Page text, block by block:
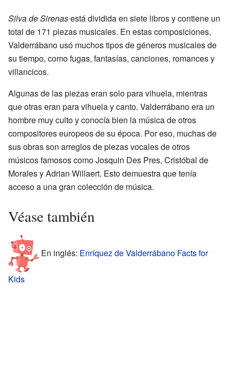
Silva de Sirenasestá dividida en siete libros y contiene un
total de 171 piezas musicales. En estas composiciones,
Valderrábano usó muchos tipos de géneros musicales de
su tiempo, como fugas, fantasías, canciones, romances y
villancicos.
Algunas de las piezas eran solo para vihuela, mientras
que otras eran para vihuela y canto. Valderrábano era un
hombre muy culto y conocía bien la música de otros
compositores europeos de su época. Por eso, muchas de
sus obras son arreglos de piezas vocales de otros
músicos famosos como Josquin Des Pres, Cristóbal de
Morales y Adrian Willaert. Esto demuestra que tenía
acceso a una gran colección de música.
Véase también
En inglés: Enríquez de Valderrábano Facts for
Kids